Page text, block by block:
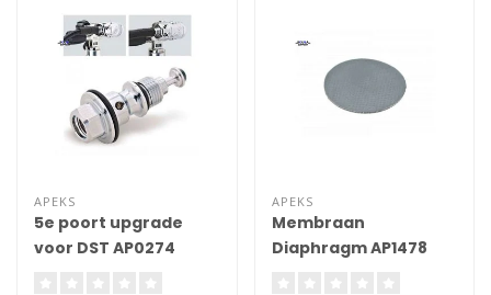
APEKS
5e poort upgrade
voor DST AP0274
APEKS
Membraan
Diaphragm AP1478